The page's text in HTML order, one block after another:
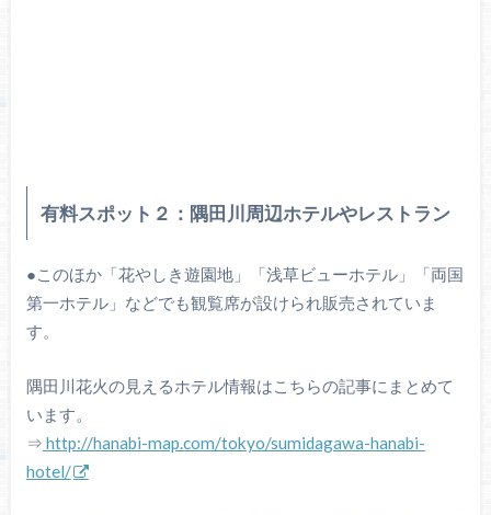
有料スポット２：隅田川周辺ホテルやレストラン
●このほか「花やしき遊園地」「浅草ビューホテル」「両国
第一ホテル」などでも観覧席が設けられ販売されていま
す。
隅田川花火の見えるホテル情報はこちらの記事にまとめて
います。
⇒ http://hanabi-map.com/tokyo/sumidagawa-hanabi-
hotel/